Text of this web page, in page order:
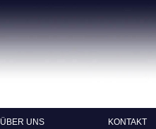
ÜBER UNS KONTAKT